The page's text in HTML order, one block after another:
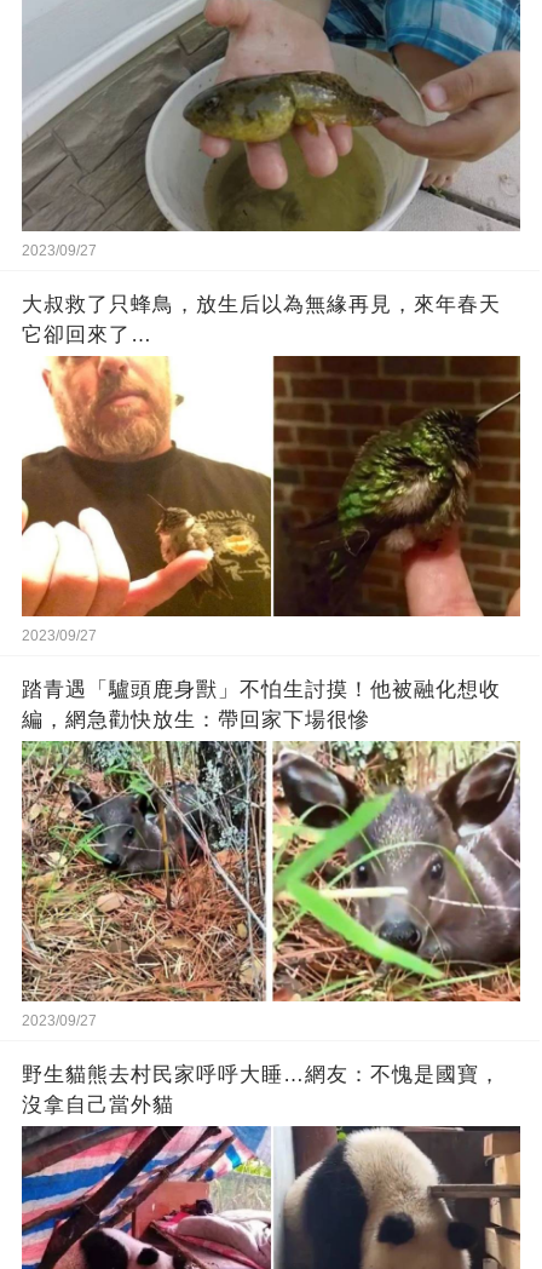
2023/09/27
大叔救了只蜂鳥，放生后以為無緣再見，來年春天
它卻回來了…
2023/09/27
踏青遇「驢頭鹿身獸」不怕生討摸！他被融化想收
編，網急勸快放生：帶回家下場很慘
2023/09/27
野生貓熊去村民家呼呼大睡…網友：不愧是國寶，
沒拿自己當外貓